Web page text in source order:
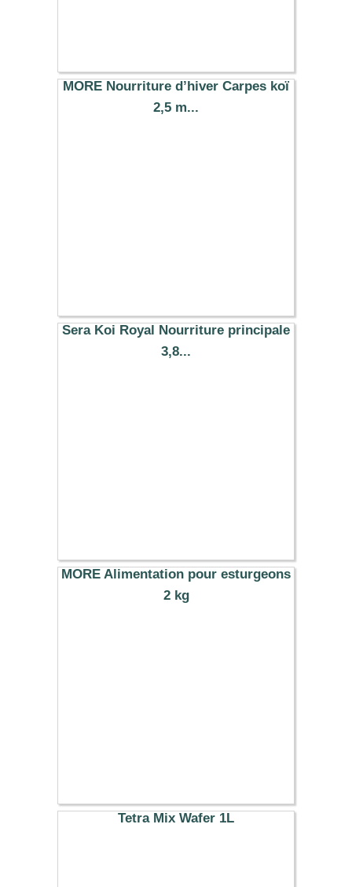
MORE Nourriture d’hiver Carpes koï
2,5 m...
Sera Koi Royal Nourriture principale
3,8...
MORE Alimentation pour esturgeons
2 kg
Tetra Mix Wafer 1L